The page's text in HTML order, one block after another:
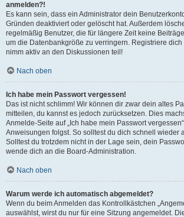
anmelden?!
Es kann sein, dass ein Administrator dein
Gründen deaktiviert oder gelöscht hat. Außerdem
regelmäßig Benutzer, die für längere Zeit keine
um die Datenbankgröße zu verringern. Registriere dich
nimm aktiv an den Diskussionen teil!
Nach oben
Ich habe mein Passwort vergessen!
Das ist nicht schlimm! Wir können dir zwar dein altes
mitteilen, du kannst es jedoch zurücksetzen. Dies
Anmelde-Seite auf „Ich habe mein Passwort
Anweisungen folgst. So solltest du dich schnell wieder
Solltest du trotzdem nicht in der Lage sein, dein
wende dich an die Board-Administration.
Nach oben
Warum werde ich automatisch abgemeldet?
Wenn du beim Anmelden das Kontrollkästchen
auswählst, wirst du nur für eine Sitzung angemeldet.